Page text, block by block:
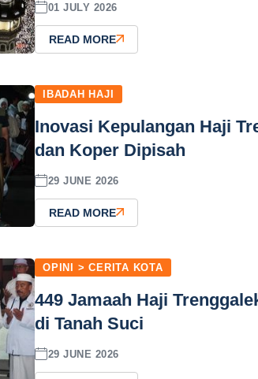
01 JULY 2026
READ MORE
IBADAH HAJI
Inovasi Kepulangan Haji
dan Koper Dipisah
29 JUNE 2026
READ MORE
OPINI > CERITA KOTA
449 Jamaah Haji
di Tanah Suci
29 JUNE 2026